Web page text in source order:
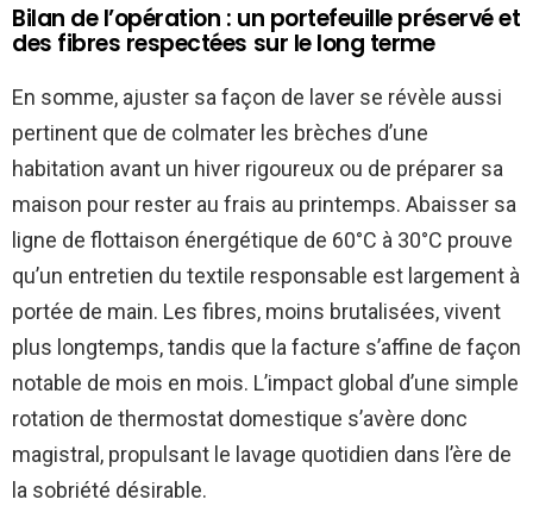
Bilan de l’opération : un portefeuille préservé et
des fibres respectées sur le long terme
En somme, ajuster sa façon de laver se révèle aussi
pertinent que de colmater les brèches d’une
habitation avant un hiver rigoureux ou de préparer sa
maison pour rester au frais au printemps. Abaisser sa
ligne de flottaison énergétique de 60°C à 30°C prouve
qu’un entretien du textile responsable est largement à
portée de main. Les fibres, moins brutalisées, vivent
plus longtemps, tandis que la facture s’affine de façon
notable de mois en mois. L’impact global d’une simple
rotation de thermostat domestique s’avère donc
magistral, propulsant le lavage quotidien dans l’ère de
la sobriété désirable.